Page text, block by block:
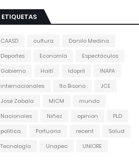
ETIQUETAS
CAASD cultura
Danilo Medina
Deportes
Economía
Espectáculos
Gobierno
Haití Idopril
INAPA
internacionales
Ito Bisono
JCE
José Zabala
MICM
mundo
Nacionales
Niñez opinion
PLD
politica
Portuaria recent
Salud
Tecnología
Unapec UNIORE